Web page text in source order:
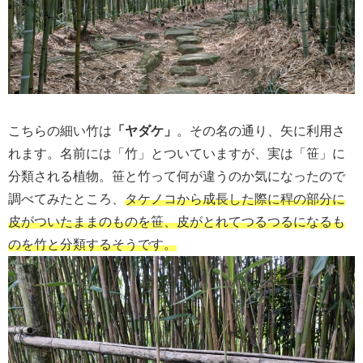
こちらの細い竹は 「ヤダケ」
。その名の通り、矢に利用さ
れます。名前には「竹」とついていますが、実は「笹」に
分類される植物。笹と竹って何が違うのか気になったので
調べてみたところ、 タケノコから成長した際に稈の部分に
皮がついたままのものを笹、皮がとれてつるつるになるも
のを竹と分類するそうです。